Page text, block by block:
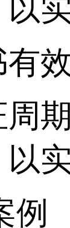
以
有
以
例